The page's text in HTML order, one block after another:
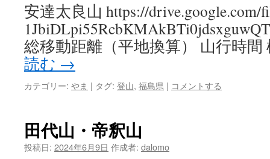
安達太良山 https://drive.google.com/
総移動距離（平地換算） 山行時
読む →
カテゴリー: やま | タグ: 登山, 福島県 | コメントする
田代山・帝釈山
投稿日: 2024年6月9日 作成者: dalomo